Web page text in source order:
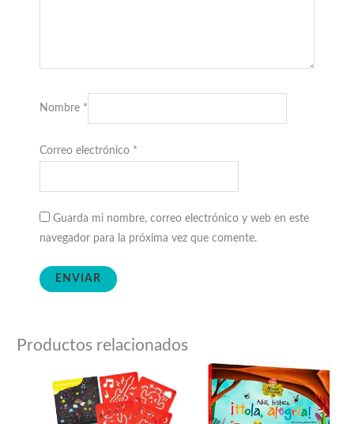
Nombre *
Correo electrónico *
Guarda mi nombre, correo electrónico y web en este
navegador para la próxima vez que comente.
Productos relacionados